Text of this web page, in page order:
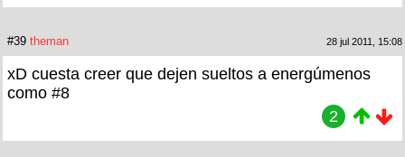
#39 theman 28 jul 2011, 15:08
xD cuesta creer que dejen sueltos a energúmenos
como #8
2